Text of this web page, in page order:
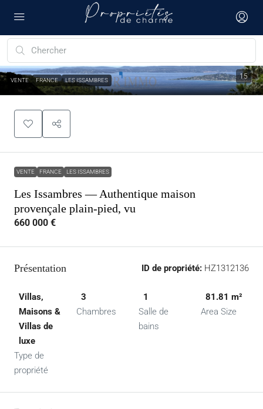
15
VENTE FRANCE LES ISSAMBRES
VENTE FRANCE LES ISSAMBRES
Les Issambres — Authentique maison
provençale plain-pied, vu
660 000 €
Présentation ID de propriété: HZ1312136
Villas,
Maisons &
Villas de
luxe
Type de
propriété
3
Chambres
1
Salle de
bains
81.81 m²
Area Size